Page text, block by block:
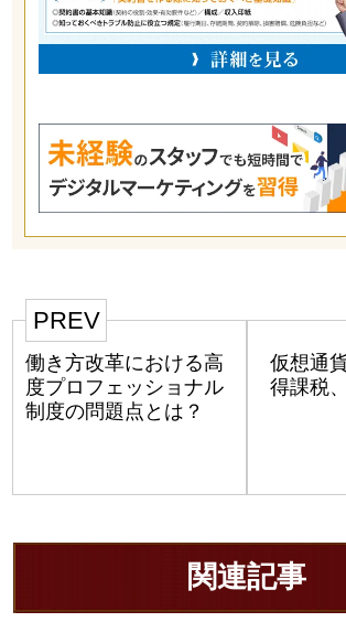
PREV
働き方改革における高
度プロフェッショナル
制度の問題点とは？
仮想通
得課税
関連記事